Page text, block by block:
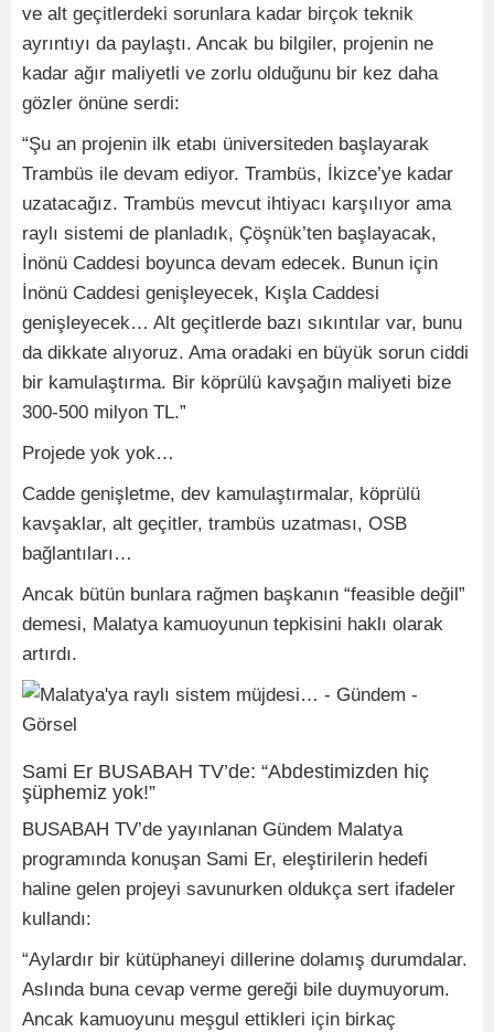
ve alt geçitlerdeki sorunlara kadar birçok teknik
ayrıntıyı da paylaştı. Ancak bu bilgiler, projenin ne
kadar ağır maliyetli ve zorlu olduğunu bir kez daha
gözler önüne serdi:
“Şu an projenin ilk etabı üniversiteden başlayarak
Trambüs ile devam ediyor. Trambüs, İkizce’ye kadar
uzatacağız. Trambüs mevcut ihtiyacı karşılıyor ama
raylı sistemi de planladık, Çöşnük’ten başlayacak,
İnönü Caddesi boyunca devam edecek. Bunun için
İnönü Caddesi genişleyecek, Kışla Caddesi
genişleyecek… Alt geçitlerde bazı sıkıntılar var, bunu
da dikkate alıyoruz. Ama oradaki en büyük sorun ciddi
bir kamulaştırma. Bir köprülü kavşağın maliyeti bize
300-500 milyon TL.”
Projede yok yok…
Cadde genişletme, dev kamulaştırmalar, köprülü
kavşaklar, alt geçitler, trambüs uzatması, OSB
bağlantıları…
Ancak bütün bunlara rağmen başkanın “feasible değil”
demesi, Malatya kamuoyunun tepkisini haklı olarak
artırdı.
Sami Er BUSABAH TV’de: “Abdestimizden hiç
şüphemiz yok!”
BUSABAH TV’de yayınlanan Gündem Malatya
programında konuşan Sami Er, eleştirilerin hedefi
haline gelen projeyi savunurken oldukça sert ifadeler
kullandı:
“Aylardır bir kütüphaneyi dillerine dolamış durumdalar.
Aslında buna cevap verme gereği bile duymuyorum.
Ancak kamuoyunu meşgul ettikleri için birkaç